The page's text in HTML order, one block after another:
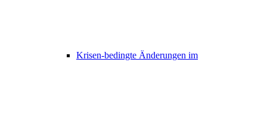
Krisen-bedingte Änderungen im